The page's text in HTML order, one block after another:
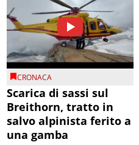
CRONACA
Scarica di sassi sul
Breithorn, tratto in
salvo alpinista ferito a
una gamba